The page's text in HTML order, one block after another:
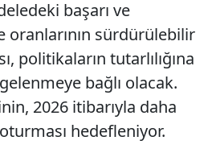
başarı ve
sürdürülebilir
politikaların tutarlılığına
bağlı olacak.
2026 itibarıyla daha
hedefleniyor.